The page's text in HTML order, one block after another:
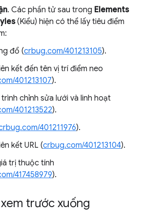
. Các phần tử sau trong Elements
(Kiểu) hiện có thể lấy tiêu điểm
đổ (crbug.com/401213105).
kết đến tên vị trí điểm neo
401213107).
chỉnh sửa lưới và linh hoạt
401213522).
401211976).
kết URL (crbug.com/401213104).
trị thuộc tính
417458979).
trước xuống